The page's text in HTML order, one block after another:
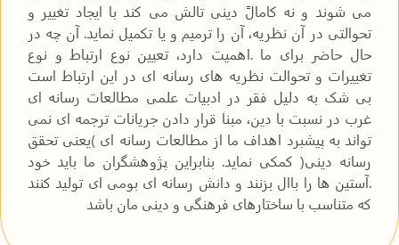
می شوند و نه کامالً دینی تالش می کند با ایجاد تغییر و
تحوالتی در آن نظریه، آن را ترمیم و یا تکمیل نماید. آن چه در
حال حاضر برای ما .اهمیت دارد، تعیین نوع ارتباط و نوع
تغییرات و تحوالت نظریه های رسانه ای در این ارتباط است
بی شک به دلیل فقر در ادبیات علمی مطالعات رسانه ای
غرب در نسبت با دین، مبنا قرار دادن جریانات ترجمه ای نمی
تواند به پیشبرد اهداف ما از مطالعات رسانه ای )یعنی تحقق
رسانه دینی( کمکی نماید. بنابراین پژوهشگران ما باید خود
.آستین ها را باال بزنند و دانش رسانه ای بومی ای تولید کنند
که متناسب با ساختارهای فرهنگی و دینی مان باشد